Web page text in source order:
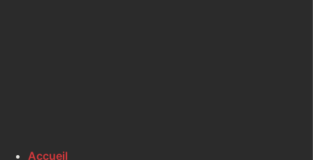
Accueil